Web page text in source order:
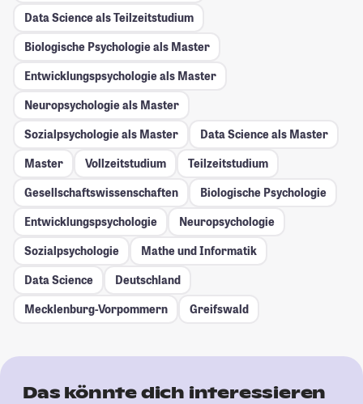
Data Science als Teilzeitstudium
Biologische Psychologie als Master
Entwicklungspsychologie als Master
Neuropsychologie als Master
Sozialpsychologie als Master
Data Science als Master
Master
Vollzeitstudium
Teilzeitstudium
Gesellschafts­wissenschaften
Biologische Psychologie
Entwicklungspsychologie
Neuropsychologie
Sozialpsychologie
Mathe und Informatik
Data Science
Deutschland
Mecklenburg-Vorpommern
Greifswald
Das könnte dich interessieren